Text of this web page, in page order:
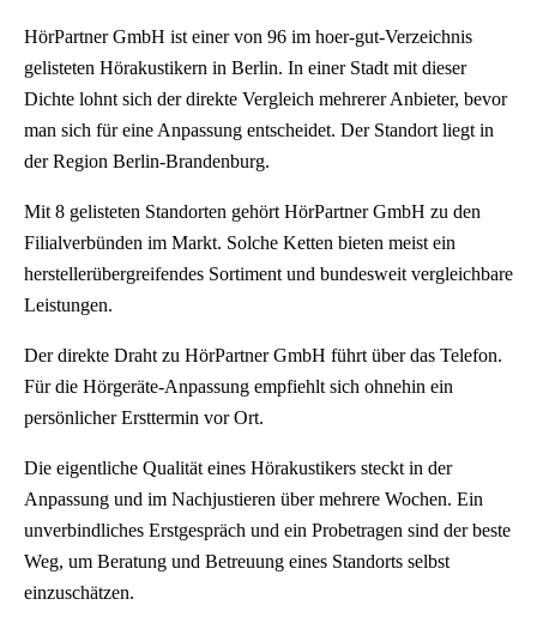
HörPartner GmbH ist einer von 96 im hoer-gut-Verzeichnis
gelisteten Hörakustikern in Berlin. In einer Stadt mit dieser
Dichte lohnt sich der direkte Vergleich mehrerer Anbieter, bevor
man sich für eine Anpassung entscheidet. Der Standort liegt in
der Region Berlin-Brandenburg.
Mit 8 gelisteten Standorten gehört HörPartner GmbH zu den
Filialverbünden im Markt. Solche Ketten bieten meist ein
herstellerübergreifendes Sortiment und bundesweit vergleichbare
Leistungen.
Der direkte Draht zu HörPartner GmbH führt über das Telefon.
Für die Hörgeräte-Anpassung empfiehlt sich ohnehin ein
persönlicher Ersttermin vor Ort.
Die eigentliche Qualität eines Hörakustikers steckt in der
Anpassung und im Nachjustieren über mehrere Wochen. Ein
unverbindliches Erstgespräch und ein Probetragen sind der beste
Weg, um Beratung und Betreuung eines Standorts selbst
einzuschätzen.